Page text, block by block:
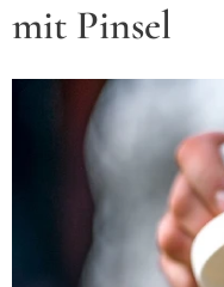
mit Pinsel